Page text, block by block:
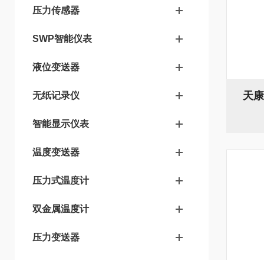
压力传感器
SWP智能仪表
液位变送器
无纸记录仪
智能显示仪表
温度变送器
压力式温度计
双金属温度计
压力变送器
天